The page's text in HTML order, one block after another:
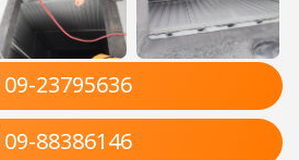
09-23795636
09-88386146